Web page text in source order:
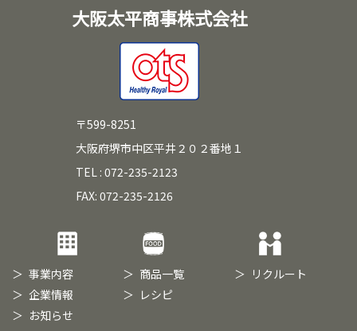
大阪太平商事株式会社
〒599-8251
大阪府堺市中区平井２０２番地１
TEL : 072-235-2123
FAX: 072-235-2126
事業内容
企業情報
お知らせ
商品一覧
レシピ
リクルート